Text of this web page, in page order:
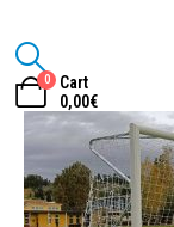
0
Cart
0,00€